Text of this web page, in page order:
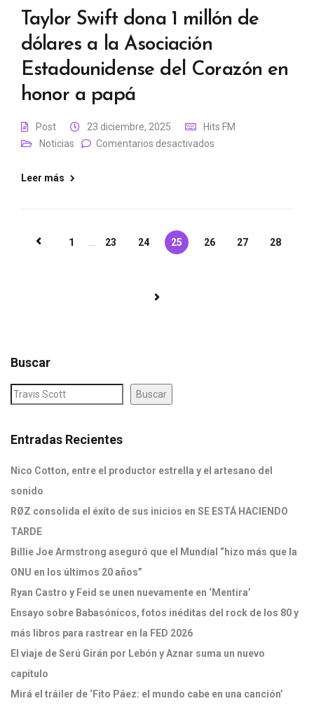
Taylor Swift dona 1 millón de
dólares a la Asociación
Estadounidense del Corazón en
honor a papá
Post 23 diciembre, 2025
Hits FM
Noticias
Comentarios desactivados
Leer más
1 23 24 25 26 27 28
Buscar
Buscar
Entradas Recientes
Nico Cotton, entre el productor estrella y el artesano del
sonido
RØZ consolida el éxito de sus inicios en SE ESTÁ HACIENDO
TARDE
Billie Joe Armstrong aseguró que el Mundial “hizo más que la
ONU en los últimos 20 años”
Ryan Castro y Feid se unen nuevamente en ‘Mentira’
Ensayo sobre Babasónicos, fotos inéditas del rock de los 80 y
más libros para rastrear en la FED 2026
El viaje de Serú Girán por Lebón y Aznar suma un nuevo
capítulo
Mirá el tráiler de ‘Fito Páez: el mundo cabe en una canción’